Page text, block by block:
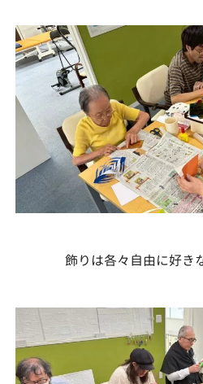
飾りは各々自由に好き